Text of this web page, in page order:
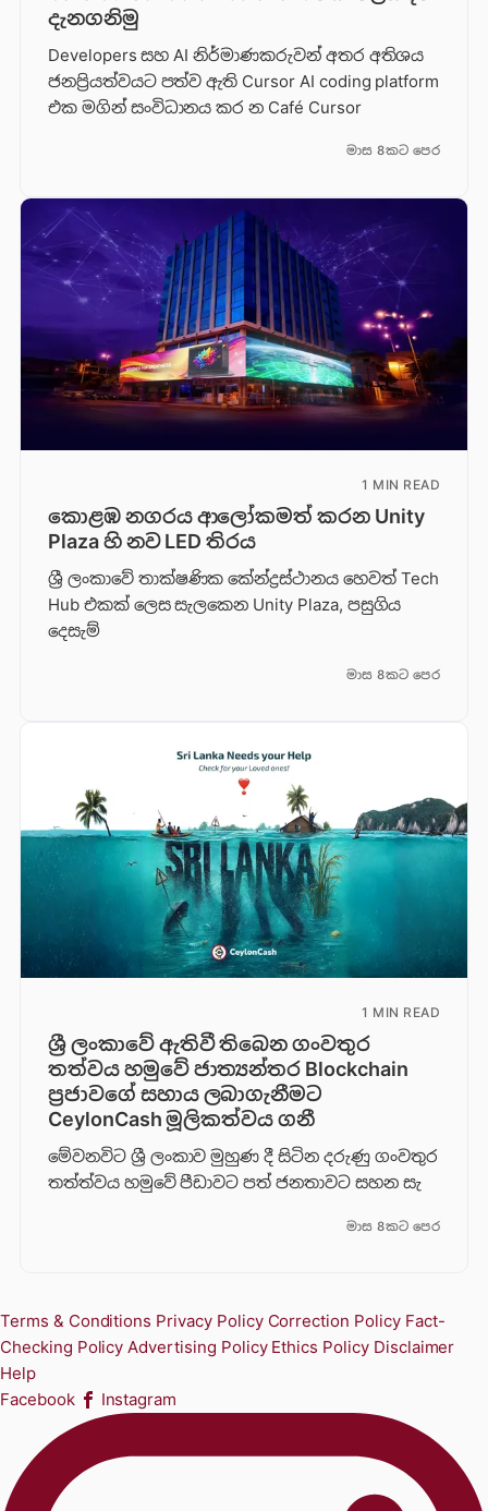
දැනගනිමු
Developers සහ AI නිර්මාණකරුවන් අතර අතිශය
ජනප්‍රියත්වයට පත්ව ඇති Cursor AI coding platform
එක මගින් සංවිධානය කර න Café Cursor
මාස 8කට පෙර
1 MIN READ
කොළඹ නගරය ආලෝකමත් කරන Unity
Plaza හි නව LED තිරය
ශ්‍රී ලංකාවේ තාක්ෂණික කේන්ද්‍රස්ථානය හෙවත් Tech
Hub එකක් ලෙස සැලකෙන Unity Plaza, පසුගිය
දෙසැම්
මාස 8කට පෙර
1 MIN READ
ශ්‍රී ලංකාවේ ඇතිවී තිබෙන ගංවතුර
තත්වය හමුවේ ජාත්‍යන්තර Blockchain
ප්‍රජාවගේ සහාය ලබාගැනීමට
CeylonCash මූලිකත්වය ග​නී
මේවනවිට ශ්‍රී ලංකාව මුහුණ දී සිටින දරුණු ගංවතුර
තත්ත්වය හමුවේ පීඩාවට පත් ජනතාවට සහන සැ
මාස 8කට පෙර
Terms & Conditions Privacy Policy Correction Policy Fact-
Checking Policy Advertising Policy Ethics Policy Disclaimer
Help
Facebook
Instagram